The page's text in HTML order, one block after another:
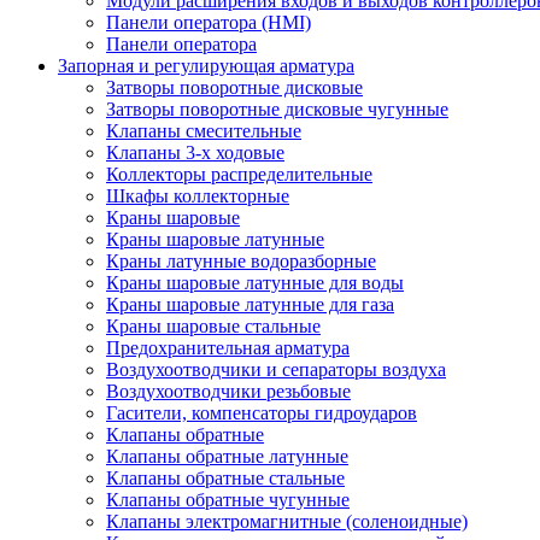
Панели оператора (HMI)
Панели оператора
Запорная и регулирующая арматура
Затворы поворотные дисковые
Затворы поворотные дисковые чугунные
Клапаны смесительные
Клапаны 3-х ходовые
Коллекторы распределительные
Шкафы коллекторные
Краны шаровые
Краны шаровые латунные
Краны латунные водоразборные
Краны шаровые латунные для воды
Краны шаровые латунные для газа
Краны шаровые стальные
Предохранительная арматура
Воздухоотводчики и сепараторы воздуха
Воздухоотводчики резьбовые
Гасители, компенсаторы гидроударов
Клапаны обратные
Клапаны обратные латунные
Клапаны обратные стальные
Клапаны обратные чугунные
Клапаны электромагнитные (соленоидные)